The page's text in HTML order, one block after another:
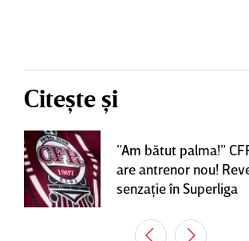
Citește și
”Am bătut palma!”
are antrenor nou!
senzaţie în Superliga